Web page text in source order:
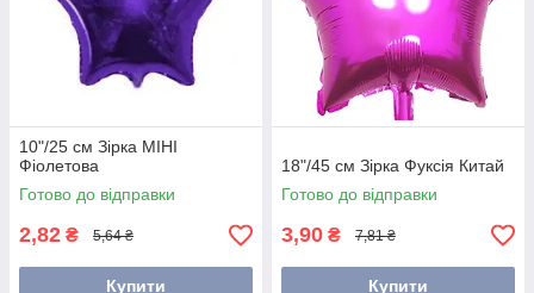
10"/25 см Зірка МІНІ
Фіолетова
Готово до відправки
2,82 ₴ 5,64 ₴
Купити
18"/45 см Зірка Фуксія Китай
Готово до відправки
3,90 ₴ 7,81 ₴
Купити